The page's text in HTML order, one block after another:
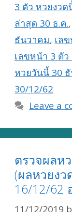
3 ตัว หวยงว
ล่าสุด 30 ธ.ค.,
ธันวาคม, เล
เลขหน้า 3 ตั
หวยวันนี้ 30
30/12/62
Leave a
ตรวจผลห
(ผลหวยง
16/12/62
11/12/2019